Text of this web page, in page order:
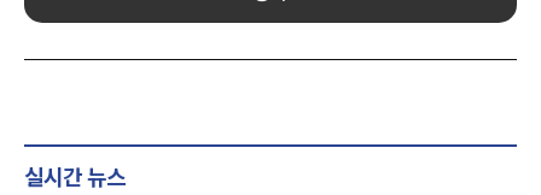
실시간 뉴스